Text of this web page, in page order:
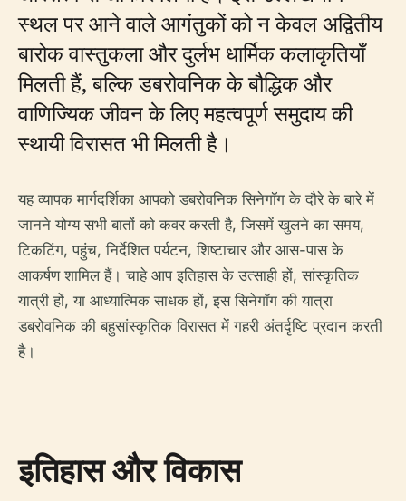
स्थल पर आने वाले आगंतुकों को न केवल अद्वितीय
बारोक वास्तुकला और दुर्लभ धार्मिक कलाकृतियाँ
मिलती हैं, बल्कि डबरोवनिक के बौद्धिक और
वाणिज्यिक जीवन के लिए महत्वपूर्ण समुदाय की
स्थायी विरासत भी मिलती है।
यह व्यापक मार्गदर्शिका आपको डबरोवनिक सिनेगॉग के दौरे के बारे में
जानने योग्य सभी बातों को कवर करती है, जिसमें खुलने का समय,
टिकटिंग, पहुंच, निर्देशित पर्यटन, शिष्टाचार और आस-पास के
आकर्षण शामिल हैं। चाहे आप इतिहास के उत्साही हों, सांस्कृतिक
यात्री हों, या आध्यात्मिक साधक हों, इस सिनेगॉग की यात्रा
डबरोवनिक की बहुसांस्कृतिक विरासत में गहरी अंतर्दृष्टि प्रदान करती
है।
इतिहास और विकास